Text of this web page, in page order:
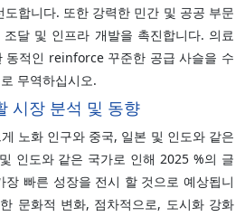
합니다. 또한 강력한 민간 및 공공 부문
달 및 인프라 개발을 촉진합니다. 의료
동적인 reinforce 꾸준한 공급 사슬을 수
무역하십시오.
시장 분석 및 동향
노화 인구와 중국, 일본 및 인도와 같은
인도와 같은 국가로 인해 2025 %의 글
장 빠른 성장을 전시 할 것으로 예상됩니
문화적 변화, 점차적으로, 도시화 강화